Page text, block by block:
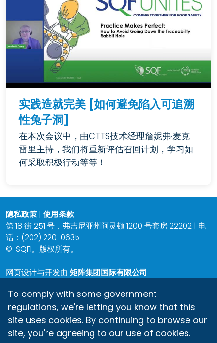
实践造就完美 [如何避免陷入可追溯
性兔子洞]
在本次会议中，由CTTS技术经理詹妮弗·麦克
雷里主持，我们将重新评估召回计划，学习如
何采取积极行动等等！
隐私政策 | 使用条款
第 18 街 251 号，弗吉尼亚州阿灵顿 1200 号套房 22202 | 电
话：(202) 220-0635
© SQFI。版权所有。
网页设计与开发由 矩阵集团国际有限公司
To comply with some government
regulations, we're letting you know that this
site uses cookies. By continuing to browse our
site, you're agreeing to our use of cookies.